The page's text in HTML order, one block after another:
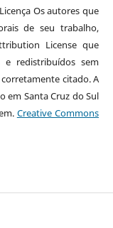
Os autores que
de seu trabalho,
License que
e redistribuídos sem
citado. A
em Santa Cruz do Sul
Creative Commons